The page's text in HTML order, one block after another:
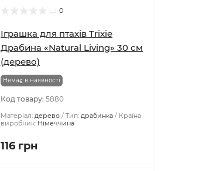
0
Іграшка для птахів Trixie
Драбина «Natural Living» 30 см
(дерево)
Немає в наявності
Код товару:5880
Матеріал: дерево Тип: драбинка
Країна
виробник: Німеччина
116 грн